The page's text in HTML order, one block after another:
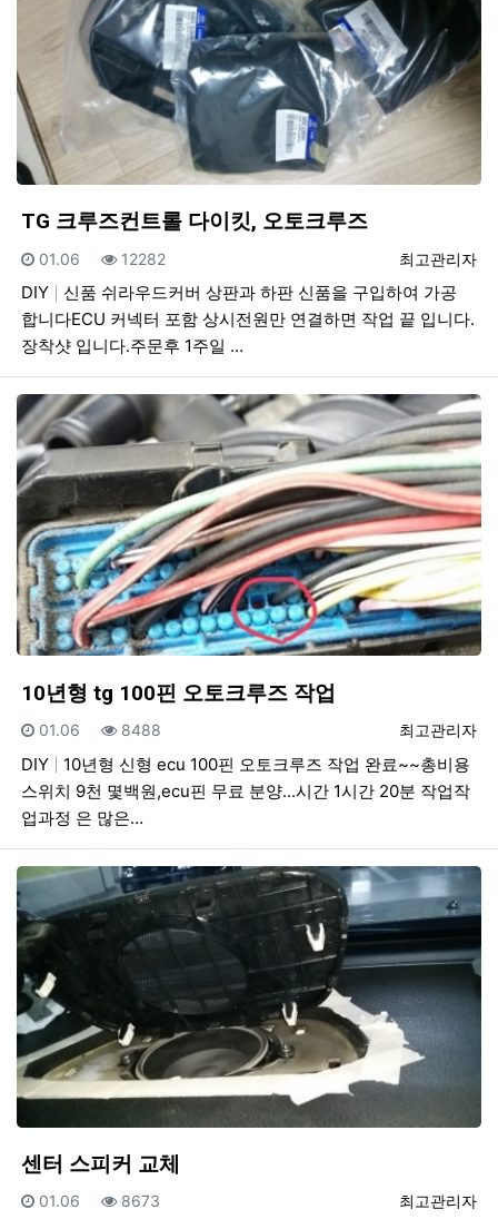
TG 크루즈컨트롤 다이킷, 오토크루즈
등록자
최고관리자
등록일
01.06 조회
12282
DIY
신품 쉬라우드커버 상판과 하판 신품을 구입하여 가공
합니다 ECU 커넥터 포함 상시전원만 연결하면 작업 끝 입니다.
장착샷 입니다.주문후 1주일 …
10년형 tg 100핀 오토크루즈 작업
등록자
최고관리자
등록일
01.06 조회
8488
DIY
10년형 신형 ecu 100핀 오토크루즈 작업 완료~~총비용
스위치 9천 몇백원,ecu핀 무료 분양...시간 1시간 20분 작업작
업과정 은 많은…
센터 스피커 교체
등록자
최고관리자
등록일
01.06 조회
8673